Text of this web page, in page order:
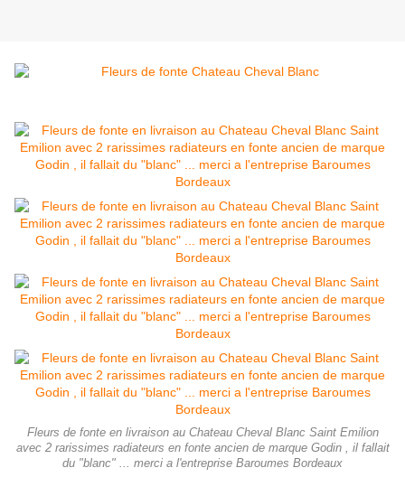
Fleurs de fonte en livraison au Chateau Cheval Blanc Saint Emilion
avec 2 rarissimes radiateurs en fonte ancien de marque Godin , il fallait
du "blanc" ... merci a l'entreprise Baroumes Bordeaux